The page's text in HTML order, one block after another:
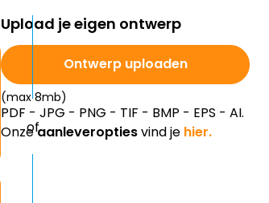
Upload je eigen ontwerp
Ontwerp uploaden
(max 8mb)
PDF - JPG - PNG - TIF - BMP - EPS - AI.
Onzeaanleveroptiesvind je hier.